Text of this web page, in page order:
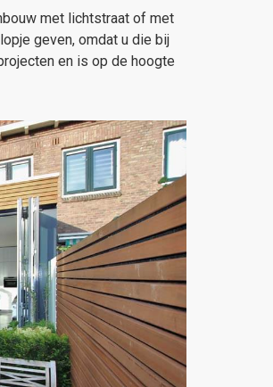
met lichtstraat of met
geven, omdat u die bij
en is op de hoogte